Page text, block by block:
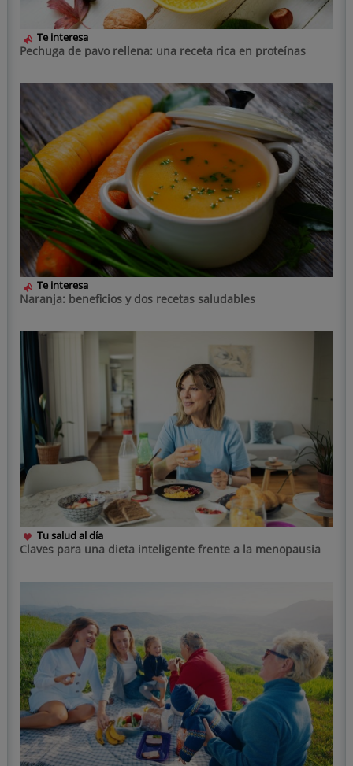
Te interesa
Pechuga de pavo rellena: una receta rica en proteínas
Te interesa
Naranja: beneficios y dos recetas saludables
Tu salud al día
Claves para una dieta inteligente frente a la menopausia